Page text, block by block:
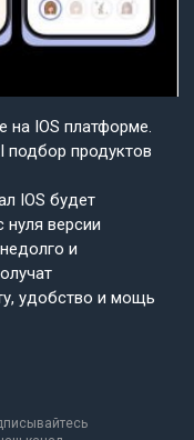
на IOS платформе.
подбор продуктов
IOS будет
нуля версии
и
удобство и мощь